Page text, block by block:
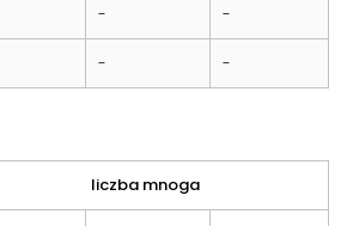
- -
- -
liczba mnoga